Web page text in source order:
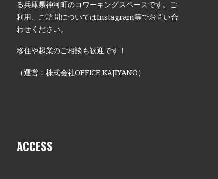
る兵庫県神河町のコワーキングスペースです。ご
利用、ご訪問についてはInstagram等でお問い合
わせください。
移住や起業のご相談も歓迎です！
（運営：株式会社OFFICE KAJIYANO）
ACCESS